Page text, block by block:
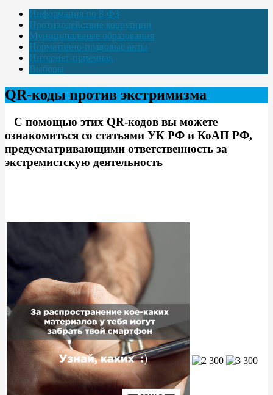
Информация по 8-ФЗ
Противодействие коррупции
Муниципальные образования
Нормативно-правовые акты
Интернет-приёмная
Выборы
QR-коды против экстримизма
С помощью этих QR-кодов вы можете
ознакомиться со статьями УК РФ и КоАП РФ,
предусматривающими ответственность за
экстремистскую деятельность